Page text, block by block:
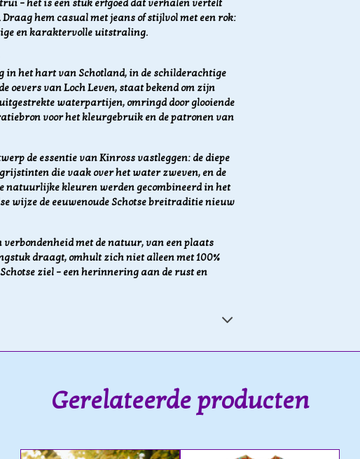
– het is een stuk erfgoed dat verhalen vertelt
hem casual met jeans of stijlvol met een rok:
en karaktervolle uitstraling.
in het hart van Schotland, in de schilderachtige
oevers van Loch Leven, staat bekend om zijn
waterpartijen, omringd door glooiende
voor het kleurgebruik en de patronen van
de essentie van Kinross vastleggen: de diepe
die vaak over het water zweven, en de
natuurlijke kleuren werden gecombineerd in het
wijze de eeuwenoude Schotse breitraditie nieuw
met de natuur, van een plaats
draagt, omhult zich niet alleen met 100%
ziel – een herinnering aan de rust en
Gerelateerde producten